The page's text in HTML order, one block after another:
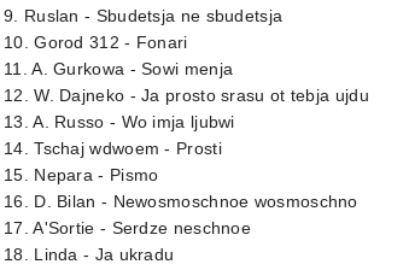
9. Ruslan - Sbudetsja ne sbudetsja
10. Gorod 312 - Fonari
11. A. Gurkowa - Sowi menja
12. W. Dajneko - Ja prosto srasu ot tebja ujdu
13. A. Russo - Wo imja ljubwi
14. Tschaj wdwoem - Prosti
15. Nepara - Pismo
16. D. Bilan - Newosmoschnoe wosmoschno
17. A'Sortie - Serdze neschnoe
18. Linda - Ja ukradu